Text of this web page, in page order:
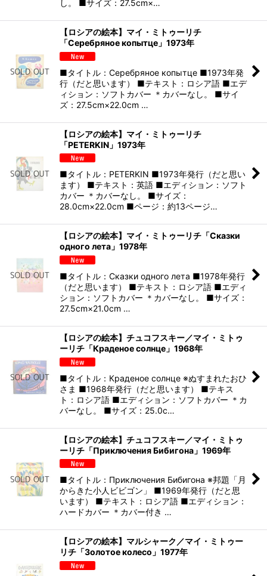
し。 ■サイズ：27.5cm×…
【ロシアの絵本】マイ・ミトゥーリチ
「Серебряное копытце」1973年
■タイトル：Серебряное копытце ■1973年発
行（だと思います） ■テキスト：ロシア語 ■エデ
ィション：ソフトカバー ＊カバーなし。 ■サイ
ズ：27.5cm×22.0cm …
【ロシアの絵本】マイ・ミトゥーリチ
「PETERKIN」1973年
■タイトル：PETERKIN ■1973年発行（だと思い
ます） ■テキスト：英語 ■エディション：ソフト
カバー ＊カバーなし。 ■サイズ：
28.0cm×22.0cm ■ページ：約13ページ…
【ロシアの絵本】マイ・ミトゥーリチ「Сказки
одного лета」1978年
■タイトル：Сказки одного лета ■1978年発行
（だと思います） ■テキスト：ロシア語 ■エディ
ション：ソフトカバー ＊カバーなし。 ■サイズ：
27.5cm×21.0cm …
【ロシアの絵本】チュコフスキー／マイ・ミトゥ
ーリチ「Краденое солнце」1968年
■タイトル：Краденое солнце ※ぬすまれたおひ
さま ■1968年発行（だと思います） ■テキス
ト：ロシア語 ■エディション：ソフトカバー ＊カ
バーなし。 ■サイズ：25.0c…
【ロシアの絵本】チュコフスキー／マイ・ミトゥ
ーリチ「Приключения Бибигона」1969年
■タイトル：Приключения Бибигона ※邦題「月
からきた小人ビビゴン」 ■1969年発行（だと思
います） ■テキスト：ロシア語 ■エディション：
ハードカバー ＊カバー付き …
【ロシアの絵本】マルシャーク／マイ・ミトゥー
リチ「Золотое колесо」1977年